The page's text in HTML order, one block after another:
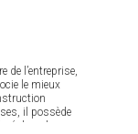
de l’entreprise,
le mieux
il possède
dans les